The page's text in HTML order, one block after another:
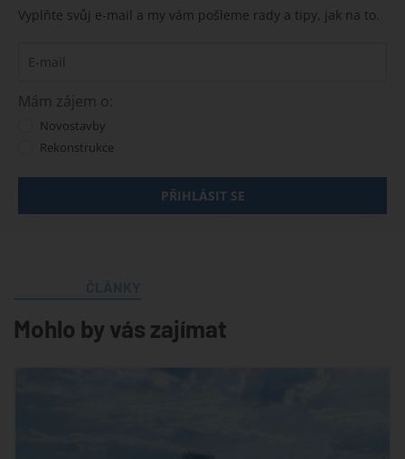
Vyplňte svůj e-mail a my vám pošleme rady a tipy, jak na to.
Mám zájem o:
Novostavby
Rekonstrukce
PŘIHLÁSIT SE
Mohlo by vás zajímat